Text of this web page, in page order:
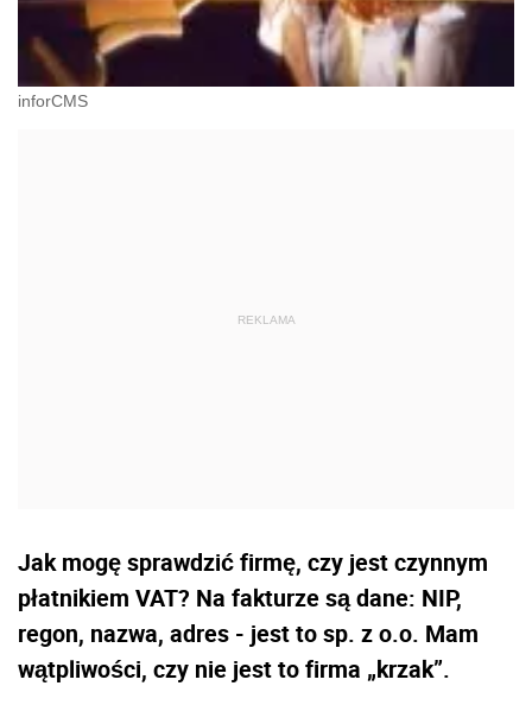
inforCMS
Jak mogę sprawdzić firmę, czy jest czynnym
płatnikiem VAT? Na fakturze są dane: NIP,
regon, nazwa, adres - jest to sp. z o.o. Mam
wątpliwości, czy nie jest to firma „krzak”.